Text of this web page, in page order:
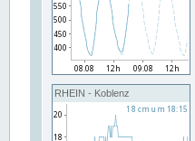
RHEIN - Koblenz